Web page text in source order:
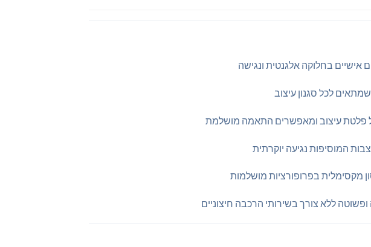
בחלוקה אלגנטית ונגישה
לכל סגנון עיצוב
פלטת עיצוב ומאפשרים התאמה מושלמת
המוסיפות נגיעה יוקרתית
ללא צורך בשירותי הרכבה חיצוניים